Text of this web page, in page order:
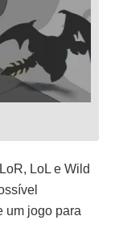
LoL e Wild
um jogo para